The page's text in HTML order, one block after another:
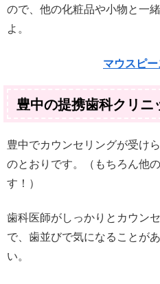
ので、他の化粧品や小物と一
よ。
マウスピ
豊中の提携歯科クリニ
豊中でカウンセリングが受け
のとおりです。（もちろん他
す！）
歯科医師がしっかりとカウン
で、歯並びで気になることが
い。